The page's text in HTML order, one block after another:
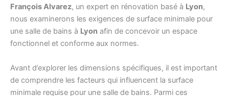
François Alvarez, un expert en rénovation basé à Lyon,
nous examinerons les exigences de surface minimale pour
une salle de bains à Lyon afin de concevoir un espace
fonctionnel et conforme aux normes.
Avant d’explorer les dimensions spécifiques, il est important
de comprendre les facteurs qui influencent la surface
minimale requise pour une salle de bains. Parmi ces